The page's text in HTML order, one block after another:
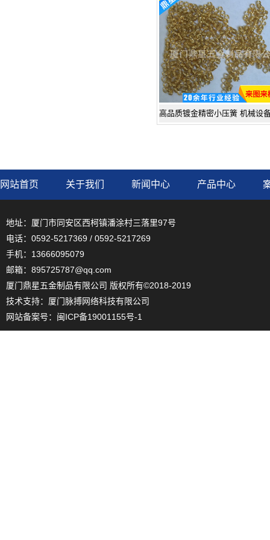
网站首页 关于我们 新闻中心 产品中心
地址：厦门市同安区西柯镇潘涂村三落里97号
电话：0592-5217369 / 0592-5217269
手机：13666095079
邮箱：895725787@qq.com
厦门鼎星五金制品有限公司 版权所有©2018-2019
技术支持： 厦门脉搏网络科技有限公司
网站备案号： 闽ICP备19001155号-1